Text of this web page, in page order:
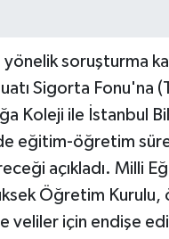
soruşturma
Sigorta Fonu'na
Koleji ile İstanbul
eğitim-öğretim
açıkladı. Milli
Öğretim
veliler için endişe